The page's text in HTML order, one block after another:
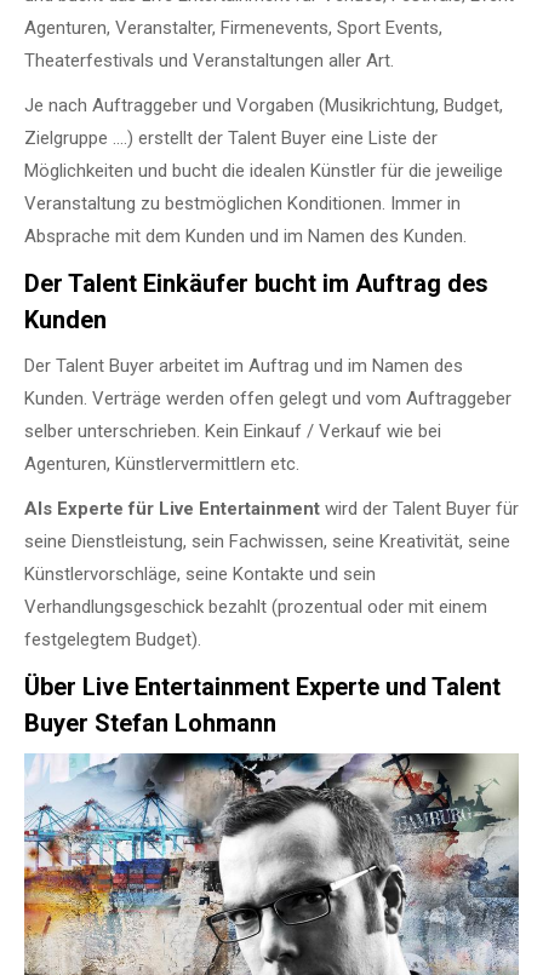
Agenturen, Veranstalter, Firmenevents, Sport Events,
Theaterfestivals und Veranstaltungen aller Art.
Je nach Auftraggeber und Vorgaben (Musikrichtung, Budget,
Zielgruppe ….) erstellt der Talent Buyer eine Liste der
Möglichkeiten und bucht die idealen Künstler für die jeweilige
Veranstaltung zu bestmöglichen Konditionen. Immer in
Absprache mit dem Kunden und im Namen des Kunden.
Der Talent Einkäufer bucht im Auftrag des
Kunden
Der Talent Buyer arbeitet im Auftrag und im Namen des
Kunden. Verträge werden offen gelegt und vom Auftraggeber
selber unterschrieben. Kein Einkauf / Verkauf wie bei
Agenturen, Künstlervermittlern etc.
Als Experte für Live Entertainment wird der Talent Buyer für
seine Dienstleistung, sein Fachwissen, seine Kreativität, seine
Künstlervorschläge, seine Kontakte und sein
Verhandlungsgeschick bezahlt (prozentual oder mit einem
festgelegtem Budget).
Über Live Entertainment Experte und Talent
Buyer Stefan Lohmann